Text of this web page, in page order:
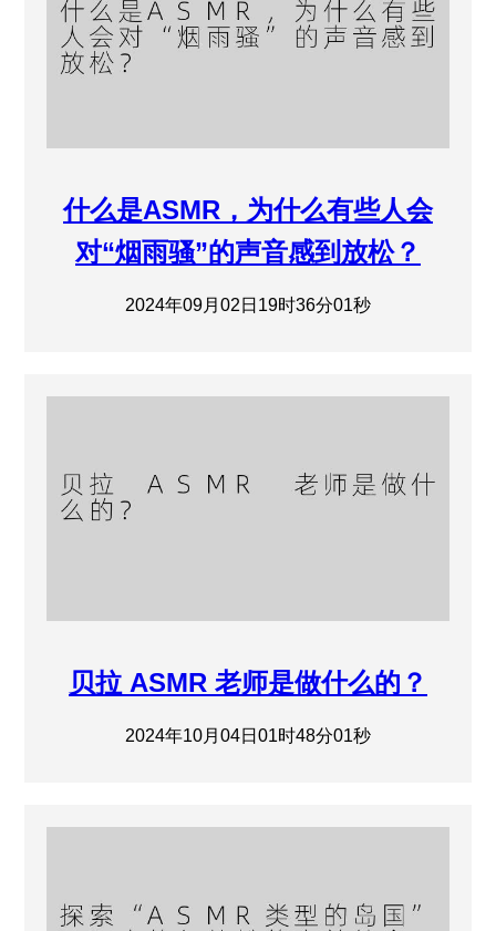
什么是ASMR，为什么有些人会
对“烟雨骚”的声音感到放松？
2024年09月02日19时36分01秒
贝拉 ASMR 老师是做什么的？
2024年10月04日01时48分01秒